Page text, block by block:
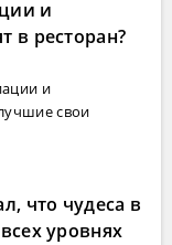
и
в ресторан?
и
свои
что чудеса в
уровнях